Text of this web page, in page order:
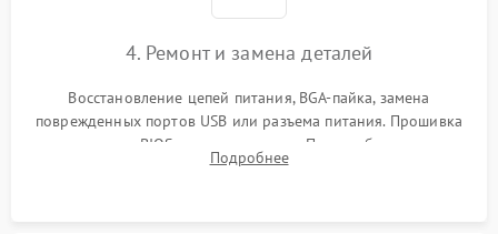
4. Ремонт и замена деталей
Восстановление цепей питания, BGA-пайка, замена
поврежденных портов USB или разъема питания. Прошивка
микросхемы BIOS программатором. При необходимости
установка нового накопителя, оперативной памяти или
Подробнее